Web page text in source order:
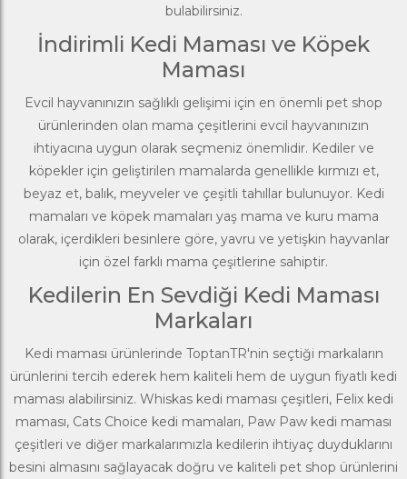
bulabilirsiniz.
İndirimli Kedi Maması ve Köpek
Maması
Evcil hayvanınızın sağlıklı gelişimi için en önemli pet shop
ürünlerinden olan mama çeşitlerini evcil hayvanınızın
ihtiyacına uygun olarak seçmeniz önemlidir. Kediler ve
köpekler için geliştirilen mamalarda genellikle kırmızı et,
beyaz et, balık, meyveler ve çeşitli tahıllar bulunuyor. Kedi
mamaları ve köpek mamaları yaş mama ve kuru mama
olarak, içerdikleri besinlere göre, yavru ve yetişkin hayvanlar
için özel farklı mama çeşitlerine sahiptir.
Kedilerin En Sevdiği Kedi Maması
Markaları
Kedi maması ürünlerinde ToptanTR'nin seçtiği markaların
ürünlerini tercih ederek hem kaliteli hem de uygun fiyatlı kedi
maması alabilirsiniz. Whiskas kedi maması çeşitleri, Felix kedi
maması, Cats Choice kedi mamaları, Paw Paw kedi maması
çeşitleri ve diğer markalarımızla kedilerin ihtiyaç duyduklarını
besini almasını sağlayacak doğru ve kaliteli pet shop ürünlerini